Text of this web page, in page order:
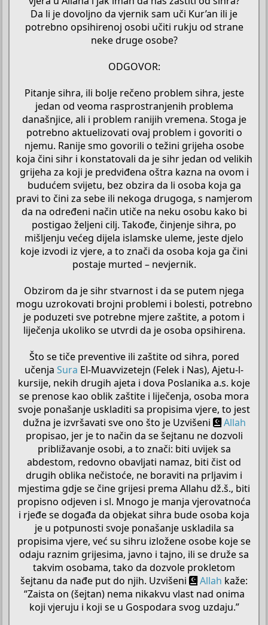
Da li je dovoljno da vjernik sam uči Kur’an ili je
potrebno opsihirenoj osobi učiti rukju od strane
neke druge osobe?
ODGOVOR:
Pitanje sihra, ili bolje rečeno problem sihra, jeste
jedan od veoma rasprostranjenih problema
današnjice, ali i problem ranijih vremena. Stoga je
potrebno aktuelizovati ovaj problem i govoriti o
njemu. Ranije smo govorili o težini grijeha osobe
koja čini sihr i konstatovali da je sihr jedan od velikih
grijeha za koji je predviđena oštra kazna na ovom i
budućem svijetu, bez obzira da li osoba koja ga
pravi to čini za sebe ili nekoga drugoga, s namjerom
da na određeni način utiče na neku osobu kako bi
postigao željeni cilj. Takođe, činjenje sihra, po
mišljenju većeg dijela islamske uleme, jeste djelo
koje izvodi iz vjere, a to znači da osoba koja ga čini
postaje murted – nevjernik.
Obzirom da je sihr stvarnost i da se putem njega
mogu uzrokovati brojni problemi i bolesti, potrebno
je poduzeti sve potrebne mjere zaštite, a potom i
liječenja ukoliko se utvrdi da je osoba opsihirena.
Što se tiče preventive ili zaštite od sihra, pored
učenja Sura El-Muavvizetejn (Felek i Nas), Ajetu-l-
kursije, nekih drugih ajeta i dova Poslanika a.s. koje
se prenose kao oblik zaštite i liječenja, osoba mora
svoje ponašanje uskladiti sa propisima vjere, to jest
dužna je izvršavati sve ono što je Uzvišeni
Allah
propisao, jer je to način da se šejtanu ne dozvoli
približavanje osobi, a to znači: biti uvijek sa
abdestom, redovno obavljati namaz, biti čist od
drugih oblika nečistoće, ne boraviti na prljavim i
mjestima gdje se čine grijesi prema Allahu dž.š., biti
propisno odjeven i sl. Mnogo je manja vjerovatnoća
i rjeđe se događa da objekat sihra bude osoba koja
je u potpunosti svoje ponašanje uskladila sa
propisima vjere, već su sihru izložene osobe koje se
odaju raznim grijesima, javno i tajno, ili se druže sa
takvim osobama, tako da dozvole prokletom
šejtanu da nađe put do njih. Uzvišeni
Allah kaže:
“Zaista on (šejtan) nema nikakvu vlast nad onima
koji vjeruju i koji se u Gospodara svog uzdaju.”